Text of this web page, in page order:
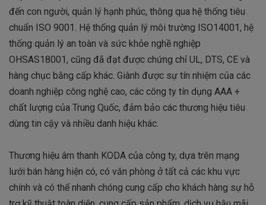
đến con người, quản lý hạnh phúc, thông qua hệ thống tiêu
chuẩn ISO 9001. Hệ thống quản lý môi trường ISO14001, hệ
thống quản lý an toàn và sức khỏe nghề nghiệp
OHSAS18001, cũng đã đạt được chứng chỉ UL, DTS, CE và
hàng chục bằng cấp khác. Giành được sự tín nhiệm của các
doanh nghiệp công nghệ cao, các công ty tín dụng AAA +
chất lượng của Trung Quốc, đảm bảo các thương hiệu tiêu
dùng tin cậy và nhiều danh hiệu khác.
Thương hiệu âm thanh KODA của công ty, dựa trên mạng
lưới bán hàng hiện có, có văn phòng ở tất cả các khu vực
chính và có thể nhanh chóng cung cấp cho khách hàng sự hỗ